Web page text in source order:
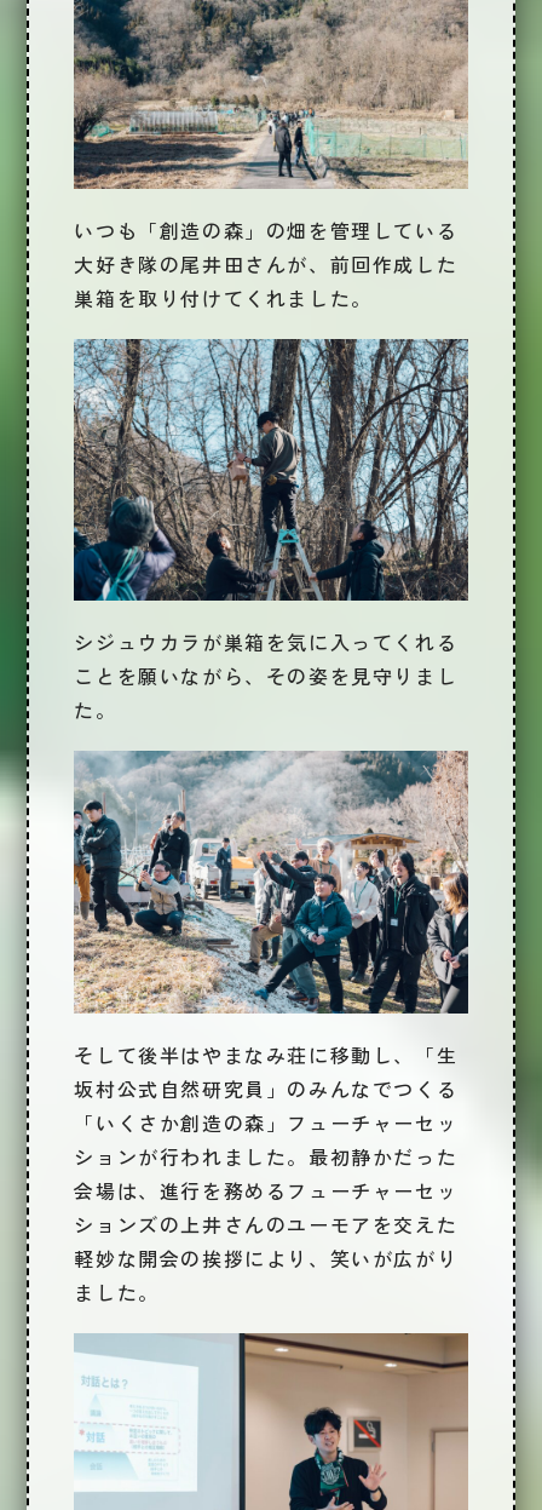
いつも「創造の森」の畑を管理している
大好き隊の尾井田さんが、前回作成した
巣箱を取り付けてくれました。
シジュウカラが巣箱を気に入ってくれる
ことを願いながら、その姿を見守りまし
た。
そして後半はやまなみ荘に移動し、
「生
坂村公式自然研究員」のみんなでつくる
「いくさか創造の森」フューチャーセッ
ションが行われました。最初静かだった
会場は、進行を務めるフューチャーセッ
ションズの上井さんのユーモアを交えた
軽妙な開会の挨拶により、笑いが広がり
ました。